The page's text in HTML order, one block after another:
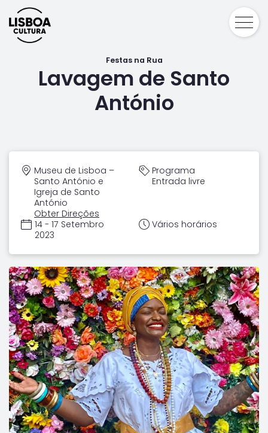
Festas na Rua
Lavagem de Santo
António
Museu de Lisboa –
Santo António e
Igreja de Santo
António
Obter Direções
Programa
Entrada livre
14 - 17 Setembro
2023
Vários horários